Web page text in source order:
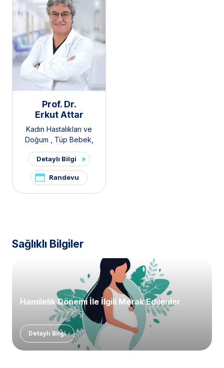
Prof. Dr.
Erkut Attar
Kadın Hastalıkları ve
Doğum , Tüp Bebek,
Polikistik Over Sendromu /
PKOS ve Hirsutizm Kliniği
Pelvik Ağrı ve
Endometriozis Kliniği
Detaylı Bilgi
Randevu
Sağlıklı Bilgiler
Hamilelik Dönemi İle İlgili Merak Edilenler
Detaylı Bilgi